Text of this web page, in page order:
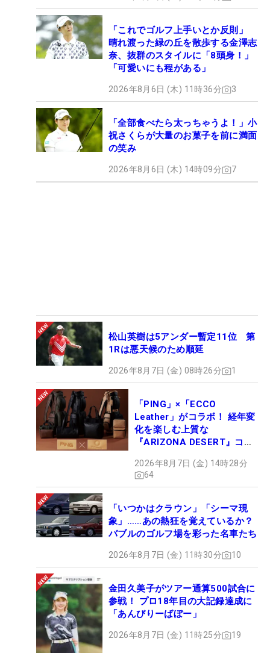
「これでゴルフ上手いとか反則」
晴れ渡った緑の丘を散歩する金澤志
奈、抜群のスタイルに「8頭身！」
「可愛いにも程がある」
2026年8月6日 (木) 11時36分 3
「全部食べたら太っちゃうよ！」小
祝さくらが大量のお菓子を前に満面
の笑み
2026年8月6日 (木) 14時09分 7
松山英樹は5アンダー暫定11位 第
1Rは悪天候のため順延
2026年8月7日 (金) 08時26分 1
「PING」×「ECCO
Leather」がコラボ！ 経年変
化を楽しむ上質な
『ARIZONA DESERT』コレ
ュー
2026年8月7日 (金) 14時28分
64
「いつかはクラウン」「シーマ現
象」……あの熱狂を覚えているか？
バブルのゴルフ場を彩った名車たち
2026年8月7日 (金) 11時30分 10
金田久美子がツアー通算500試合に
参戦！ プロ18年目の大記録達成に
「あんびりーばぼー」
2026年8月7日 (金) 11時25分 19